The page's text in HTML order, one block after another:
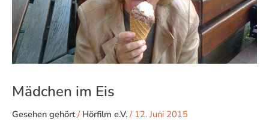
Mädchen im Eis
Gesehen gehört/ Hörfilm e.V. / 12. Juni 2015